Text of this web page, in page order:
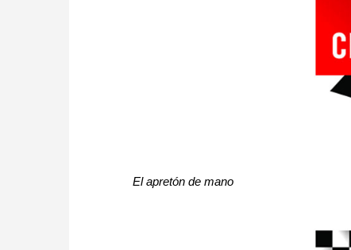
El apretón de mano